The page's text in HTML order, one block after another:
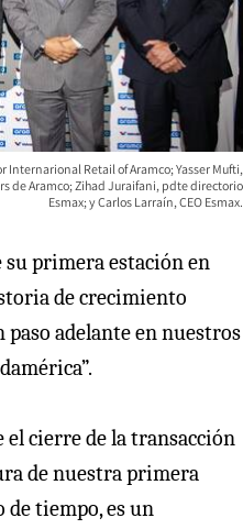
Internarional Retail of Aramco; Yasser Mufti,
de Aramco; Zihad Juraifani, pdte directorio
Esmax; y Carlos Larraín, CEO Esmax.
primera estación en
de crecimiento
paso adelante en nuestros
el cierre de la transacción
de nuestra primera
tiempo, es un